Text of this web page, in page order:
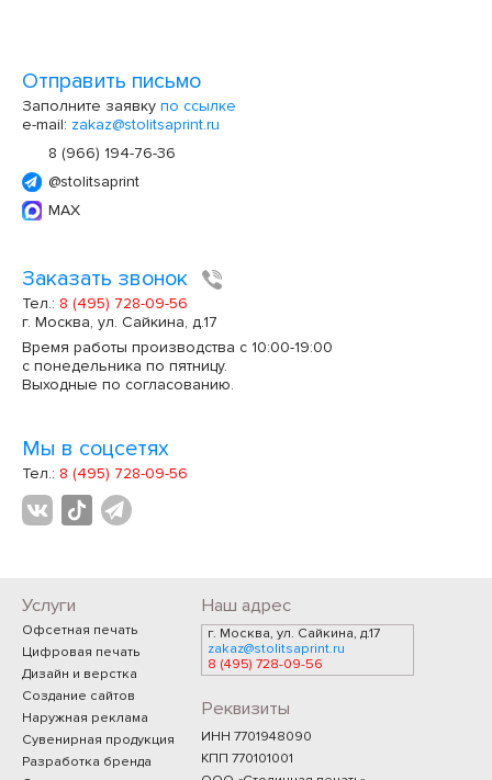
Отправить письмо
Заполните заявку по ссылке
e-mail: zakaz@stolitsaprint.ru
8 (966) 194-76-36
@stolitsaprint
MAX
Заказать звонок
Тел.: 8 (495) 728-09-56
г. Москва, ул. Сайкина, д.17
Время работы производства с 10:00-19:00
с понедельника по пятницу.
Выходные по согласованию.
Мы в соцсетях
Тел.: 8 (495) 728-09-56
Услуги
Офсетная печать
Цифровая печать
Дизайн и верстка
Создание сайтов
Наружная реклама
Сувенирная продукция
Разработка бренда
Наш адрес
г. Москва, ул. Сайкина, д.17
zakaz@stolitsaprint.ru
8 (495) 728-09-56
Реквизиты
ИНН 7701948090
КПП 770101001